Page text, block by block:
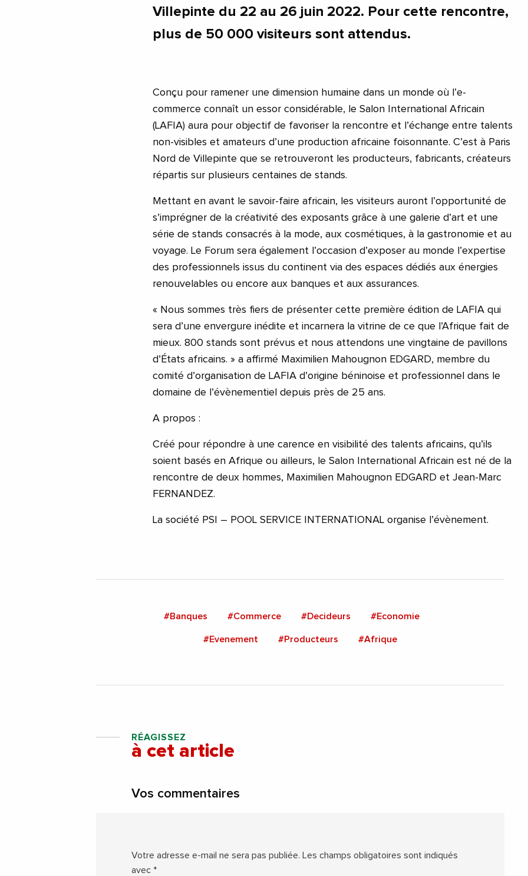
Villepinte du 22 au 26 juin 2022. Pour cette rencontre,
plus de 50 000 visiteurs sont attendus.
Conçu pour ramener une dimension humaine dans un monde où l’e-
commerce connaît un essor considérable, le Salon International Africain
(LAFIA) aura pour objectif de favoriser la rencontre et l’échange entre talents
non-visibles et amateurs d’une production africaine foisonnante. C’est à Paris
Nord de Villepinte que se retrouveront les producteurs, fabricants, créateurs
répartis sur plusieurs centaines de stands.
Mettant en avant le savoir-faire africain, les visiteurs auront l’opportunité de
s’imprégner de la créativité des exposants grâce à une galerie d’art et une
série de stands consacrés à la mode, aux cosmétiques, à la gastronomie et au
voyage. Le Forum sera également l’occasion d’exposer au monde l’expertise
des professionnels issus du continent via des espaces dédiés aux énergies
renouvelables ou encore aux banques et aux assurances.
« Nous sommes très fiers de présenter cette première édition de LAFIA qui
sera d’une envergure inédite et incarnera la vitrine de ce que l’Afrique fait de
mieux. 800 stands sont prévus et nous attendons une vingtaine de pavillons
d’États africains. » a affirmé Maximilien Mahougnon EDGARD, membre du
comité d’organisation de LAFIA d’origine béninoise et professionnel dans le
domaine de l’évènementiel depuis près de 25 ans.
A propos :
Créé pour répondre à une carence en visibilité des talents africains, qu’ils
soient basés en Afrique ou ailleurs, le Salon International Africain est né de la
rencontre de deux hommes, Maximilien Mahougnon EDGARD et Jean-Marc
FERNANDEZ.
La société PSI – POOL SERVICE INTERNATIONAL organise l’évènement.
#Banques #Commerce #Decideurs #Economie
#Evenement #Producteurs #Afrique
RÉAGISSEZ
à cet article
Vos commentaires
Votre adresse e-mail ne sera pas publiée. Les champs obligatoires sont indiqués
avec *